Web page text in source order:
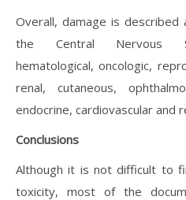
Overall, damage is
the Central Nervous
hematological, oncologic,
renal, cutaneous,
endocrine, cardiovascular and
Conclusions
Although it is not difficult to
toxicity, most of the